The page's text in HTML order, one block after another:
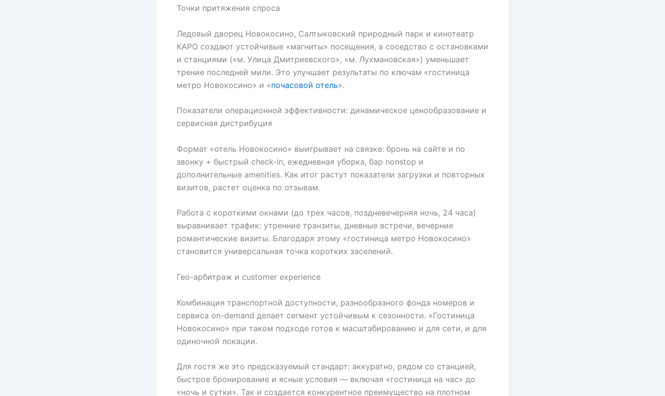
Точки притяжения спроса
Ледовый дворец Новокосино, Салтыковский природный парк и кинотеатр
КАРО создают устойчивые «магниты» посещения, а соседство с остановками
и станциями («м. Улица Дмитриевского», «м. Лухмановская») уменьшает
трение последней мили. Это улучшает результаты по ключам «гостиница
метро Новокосино» и «почасовой отель».
Показатели операционной эффективности: динамическое ценообразование и
сервисная дистрибуция
Формат «отель Новокосино» выигрывает на связке: бронь на сайте и по
звонку + быстрый check-in, ежедневная уборка, бар nonstop и
дополнительные amenities. Как итог растут показатели загрузки и повторных
визитов, растет оценка по отзывам.
Работа с короткими окнами (до трех часов, поздневечерняя ночь, 24 часа)
выравнивает трафик: утренние транзиты, дневные встречи, вечерние
романтические визиты. Благодаря этому «гостиница метро Новокосино»
становится универсальная точка коротких заселений.
Гео-арбитраж и customer experience
Комбинация транспортной доступности, разнообразного фонда номеров и
сервиса on-demand делает сегмент устойчивым к сезонности. «Гостиница
Новокосино» при таком подходе готов к масштабированию и для сети, и для
одиночной локации.
Для гостя же это предсказуемый стандарт: аккуратно, рядом со станцией,
быстрое бронирование и ясные условия — включая «гостиница на час» до
«ночь и сутки». Так и создается конкурентное преимущество на плотном